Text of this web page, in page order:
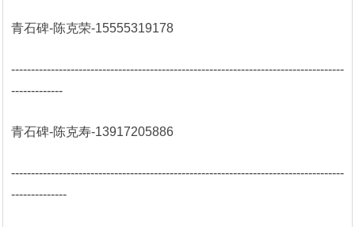
青石碑-陈克荣-15555319178
------------------------------------------------------------------------------------
-------------
青石碑-陈克寿-13917205886
------------------------------------------------------------------------------------
--------------